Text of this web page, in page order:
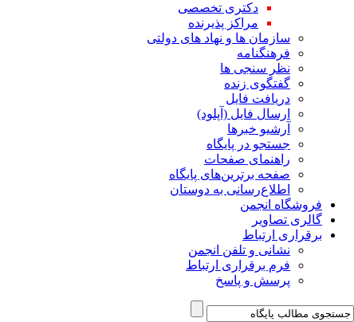
دکتری تخصصی
مراکز پذیرنده
سازمان ها و نهاد های دولتی
فرهنگنامه
نظر سنجی ها
گفتگوی زنده
دریافت فایل
ارسال فایل (آپلود)
آرشیو خبرها
جستجو در پایگاه
راهنمای صفحات
صفحه برترین‌های پایگاه
اطلاع‌رسانی به دوستان
فروشگاه انجمن
گالری تصاویر
برقراری ارتباط
نشانی و تلفن انجمن
فرم برقراری ارتباط
پرسش و پاسخ